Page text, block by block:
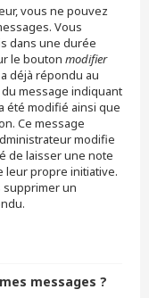
vous ne pouvez
Vous
dans une durée
le bouton modifier
déjà répondu au
message indiquant
été modifié ainsi que
Ce message
modifie
de laisser une note
leur propre initiative.
supprimer un
messages ?